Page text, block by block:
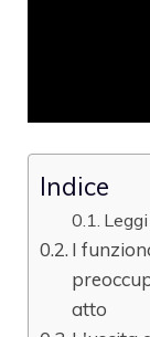
Indice
I
atto